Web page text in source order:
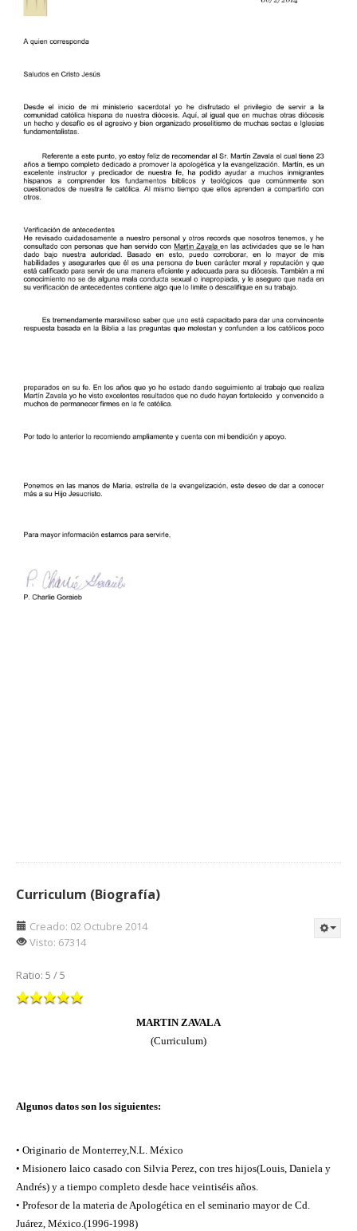
Curriculum (Biografía)
Creado: 02 Octubre 2014
Visto: 67314
Ratio: 5 /5
MARTIN ZAVALA
(Curriculum)
Algunos datos son los siguientes:
• Originario de Monterrey,N.L. México
• Misionero laico casado con Silvia Perez, con tres hijos(Louis, Daniela y
Andrés) y a tiempo completo desde hace veintiséis años.
• Profesor de la materia de Apologética en el seminario mayor de Cd.
Juárez, México.(1996-1998)